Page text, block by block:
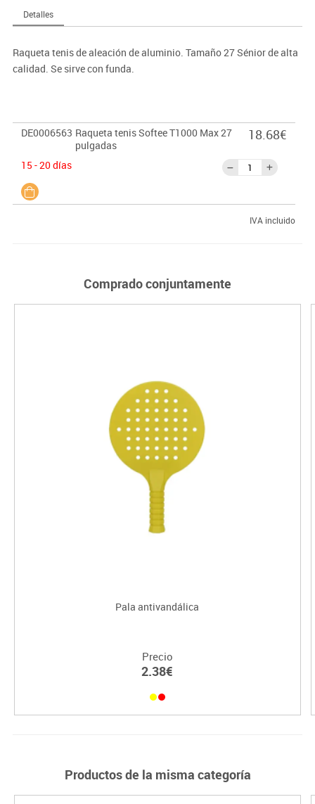
Detalles
Raqueta tenis de aleación de aluminio. Tamaño 27 Sénior de alta
calidad. Se sirve con funda.
DE0006563 Raqueta tenis Softee T1000 Max 27
pulgadas
15 - 20 días
18.68€
IVA incluido
Comprado conjuntamente
Pala antivandálica
Precio
2.38€
Productos de la misma categoría